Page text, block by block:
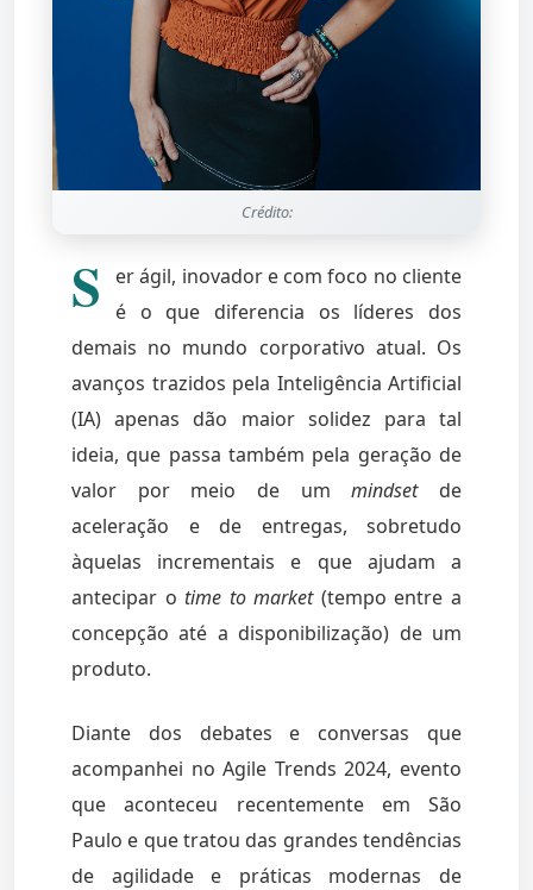
Crédito:
S
er ágil, inovador e com foco no cliente
é o que diferencia os líderes dos
demais no mundo corporativo atual. Os
avanços trazidos pela Inteligência Artificial
(IA) apenas dão maior solidez para tal
ideia, que passa também pela geração de
valor por meio de ummindsetde
aceleração e de entregas, sobretudo
àquelas incrementais e que ajudam a
antecipar o time to market(tempo entre a
concepção até a disponibilização) de um
produto.
Diante dos debates e conversas que
acompanhei no Agile Trends 2024, evento
que aconteceu recentemente em São
Paulo e que tratou das grandes tendências
de agilidade e práticas modernas de